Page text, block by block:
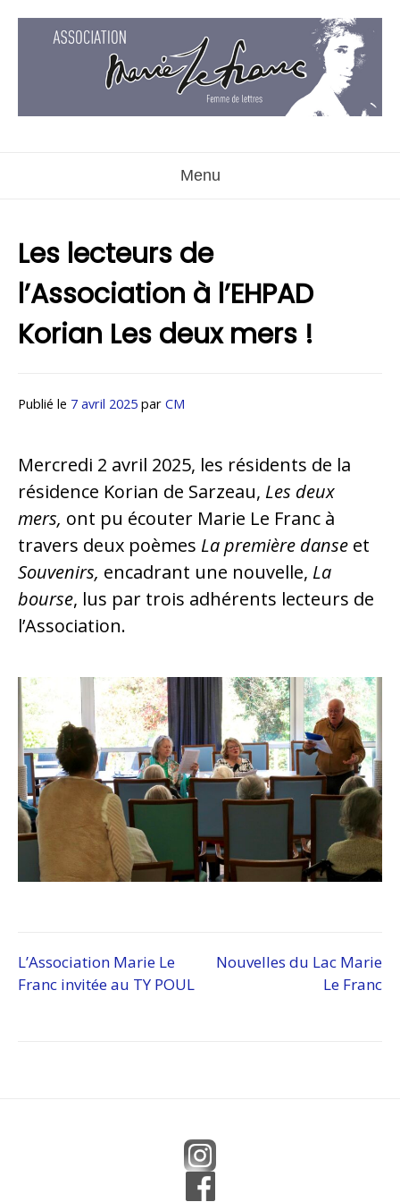
Menu
Les lecteurs de
l’Association à l’EHPAD
Korian Les deux mers !
Publié le 7 avril 2025 par CM
Mercredi 2 avril 2025, les résidents de la
résidence Korian de Sarzeau, Les deux
mers, ont pu écouter Marie Le Franc à
travers deux poèmes La première danse et
Souvenirs, encadrant une nouvelle, La
bourse, lus par trois adhérents lecteurs de
l’Association.
Navigation
L’Association Marie Le
Franc invitée au TY POUL
Nouvelles du Lac Marie
Le Franc